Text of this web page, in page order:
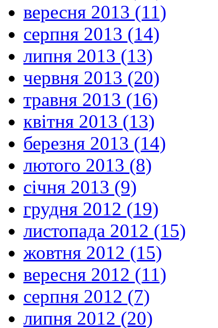
вересня 2013 (11)
серпня 2013 (14)
липня 2013 (13)
червня 2013 (20)
травня 2013 (16)
квітня 2013 (13)
березня 2013 (14)
лютого 2013 (8)
січня 2013 (9)
грудня 2012 (19)
листопада 2012 (15)
жовтня 2012 (15)
вересня 2012 (11)
серпня 2012 (7)
липня 2012 (20)